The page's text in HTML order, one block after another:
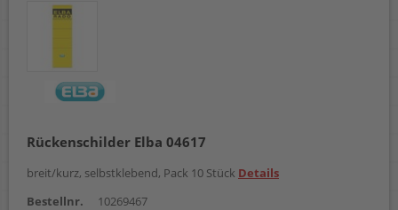
Rückenschilder Elba 04617
breit/kurz, selbstklebend, Pack 10 Stück Details
Bestellnr.
10269467